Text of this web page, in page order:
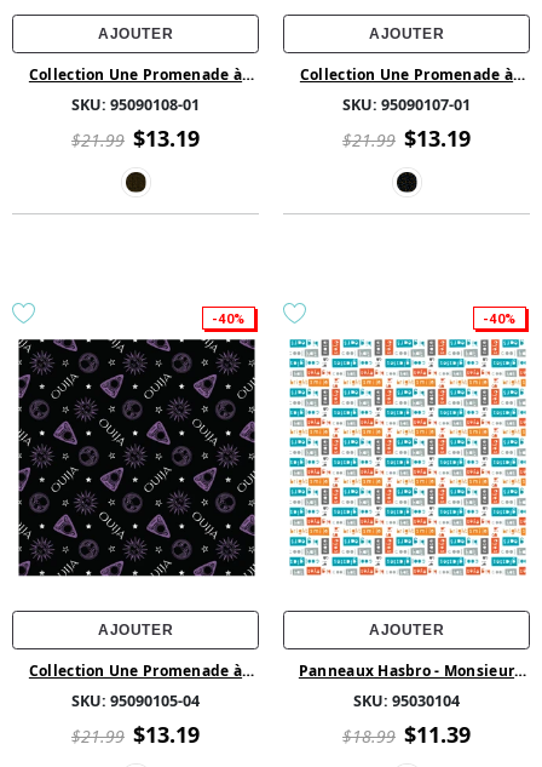
AJOUTER
Collection Une Promenade à
- Bleu
SKU: 95090108-01
$21.99 $13.19
AJOUTER
Collection Une Promenade à
- Bleu
SKU: 95090107-01
$21.99 $13.19
-40%
AJOUTER
Collection Une Promenade à
- Bleu
SKU: 95090105-04
$21.99 $13.19
-40%
AJOUTER
Panneaux Hasbro - Monsieur
SKU: 95030104
$18.99 $11.39